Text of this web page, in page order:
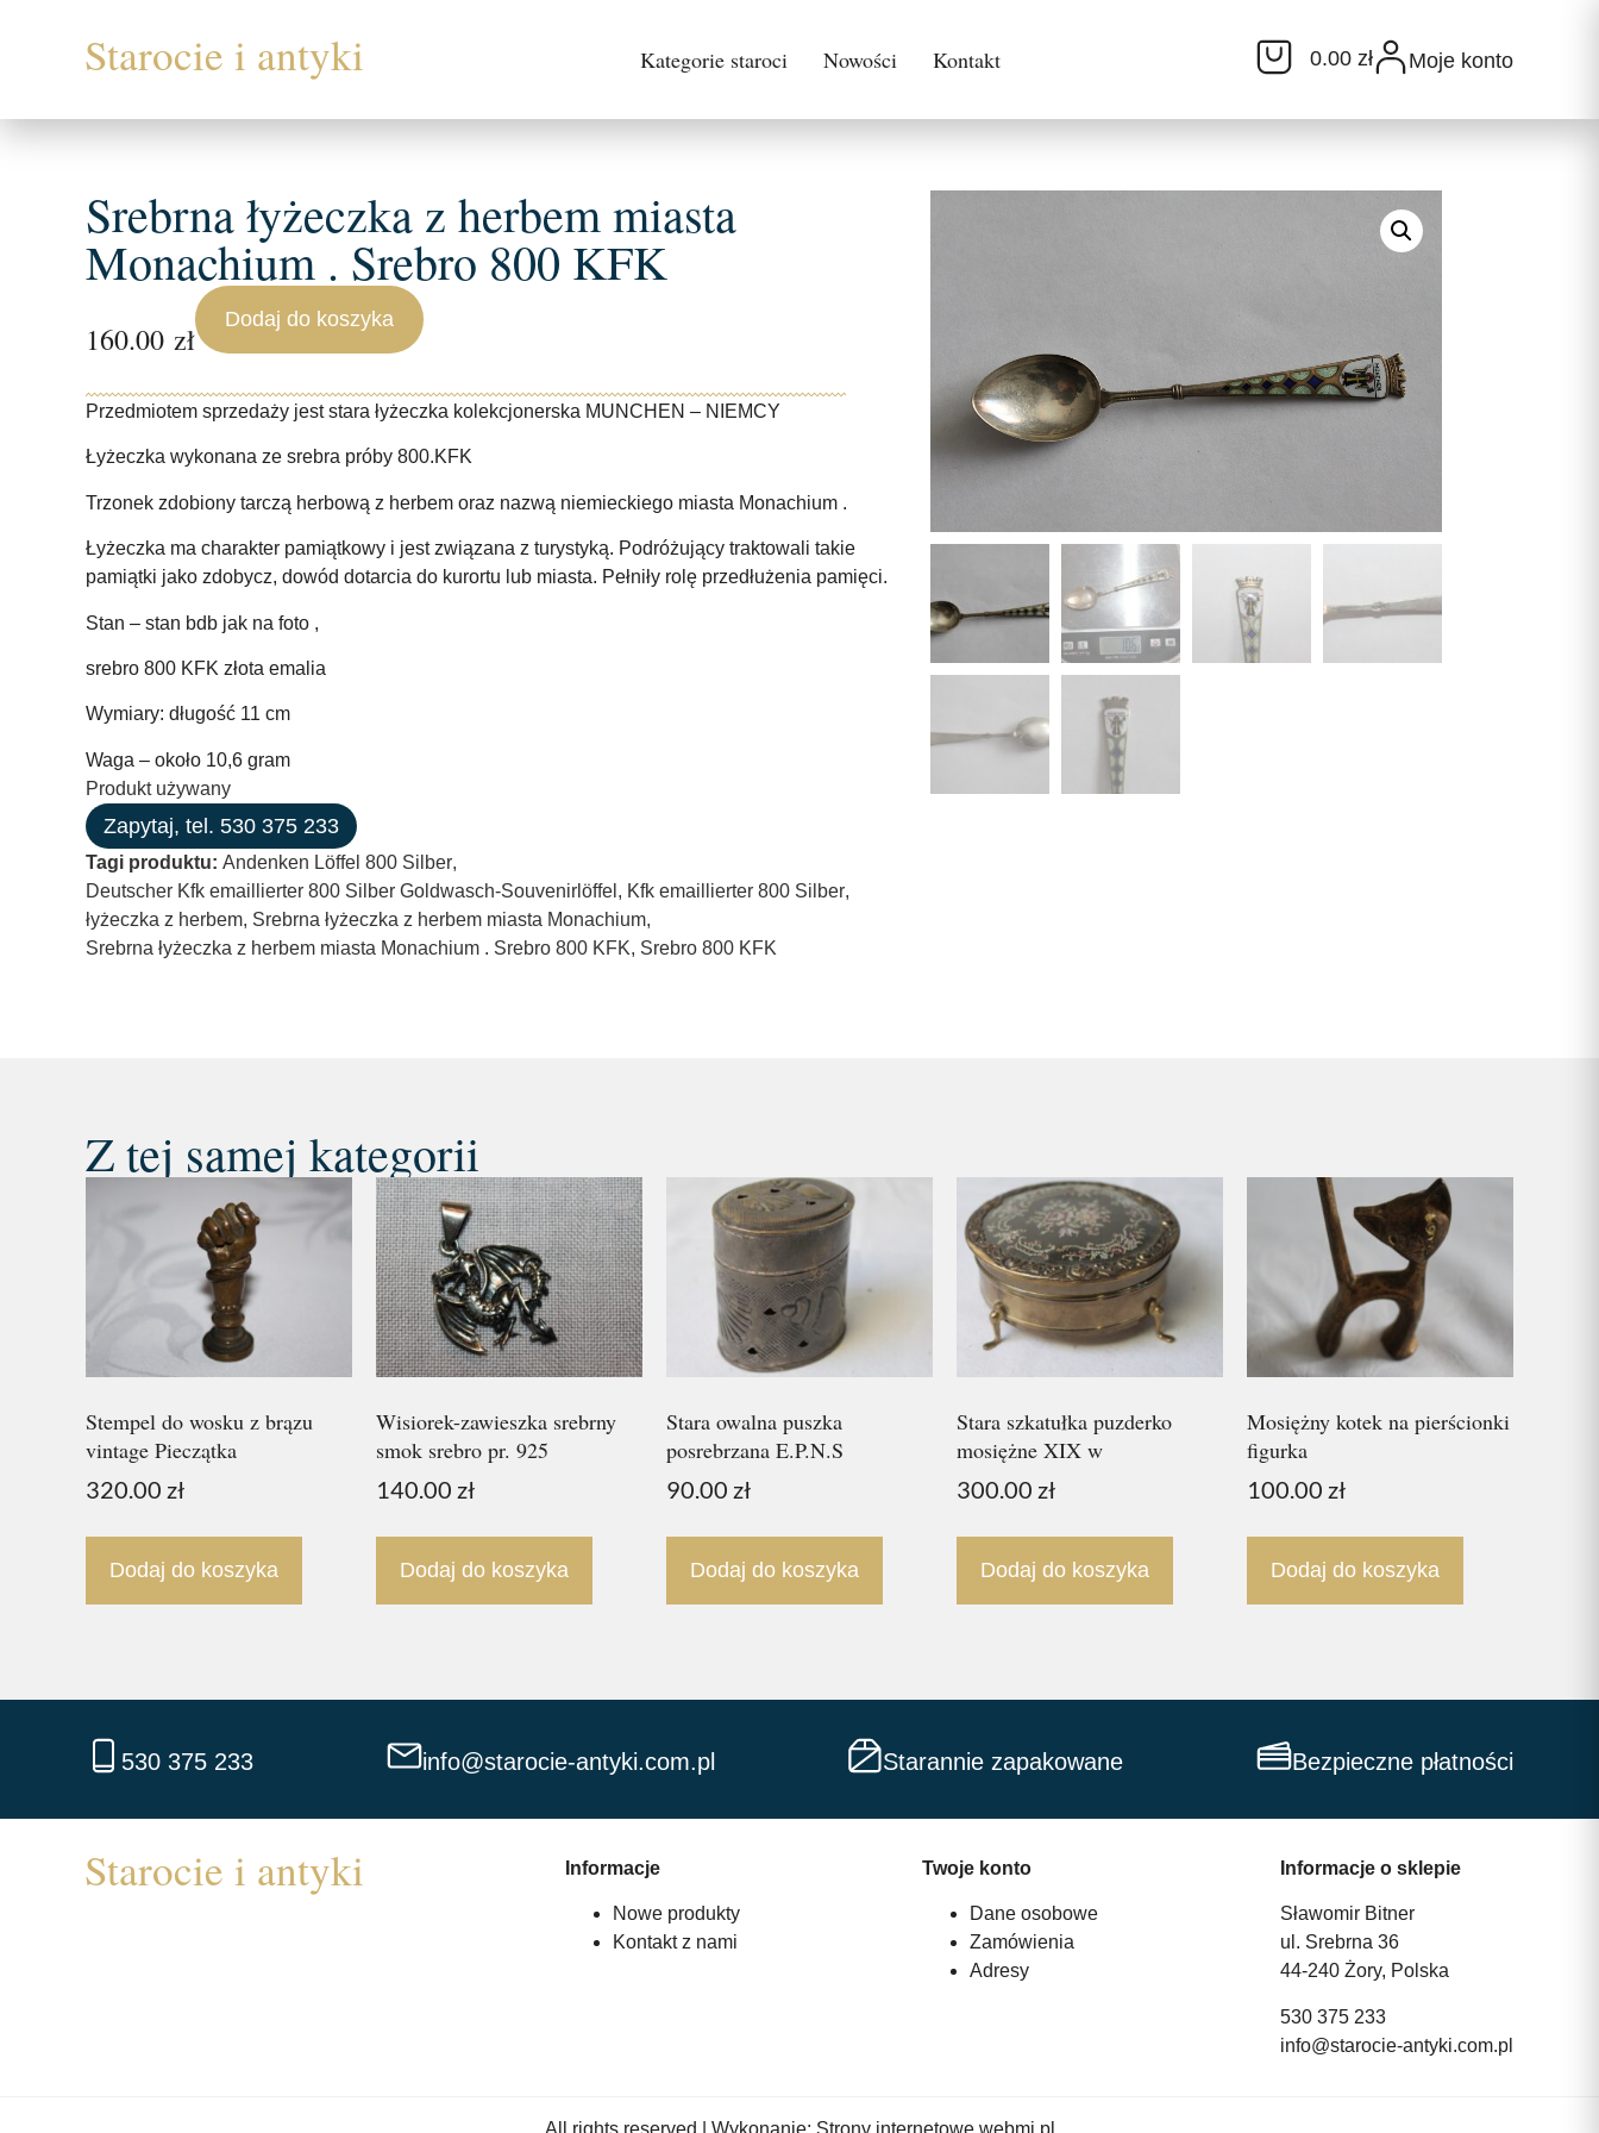
Kategorie staroci Nowości Kontakt 0.00 zł Moje konto
Srebrna łyżeczka z herbem miasta
Monachium . Srebro 800 KFK
160.00 zł
Dodaj do koszyka
Przedmiotem sprzedaży jest stara łyżeczka kolekcjonerska MUNCHEN – NIEMCY
Łyżeczka wykonana ze srebra próby 800.KFK
Trzonek zdobiony tarczą herbową z herbem oraz nazwą niemieckiego miasta Monachium .
Łyżeczka ma charakter pamiątkowy i jest związana z turystyką. Podróżujący traktowali takie
pamiątki jako zdobycz, dowód dotarcia do kurortu lub miasta. Pełniły rolę przedłużenia pamięci.
Stan – stan bdb jak na foto ,
srebro 800 KFK złota emalia
Wymiary: długość 11 cm
Waga – około 10,6 gram
Produkt używany
Zapytaj, tel. 530 375 233
Tagi produktu: Andenken Löffel 800 Silber,
Deutscher Kfk emaillierter 800 Silber Goldwasch-Souvenirlöffel , Kfk emaillierter 800 Silber,
łyżeczka z herbem, Srebrna łyżeczka z herbem miasta Monachium,
Srebrna łyżeczka z herbem miasta Monachium . Srebro 800 KFK, Srebro 800 KFK
Z tej samej kategorii
Stempel do wosku z brązu
vintage Pieczątka
320.00 zł
Dodaj do koszyka
Wisiorek-zawieszka srebrny
smok srebro pr. 925
140.00 zł
Dodaj do koszyka
Stara owalna puszka
posrebrzana E.P.N.S
90.00 zł
Dodaj do koszyka
Stara szkatułka puzderko
mosiężne XIX w
300.00 zł
Dodaj do koszyka
Mosiężny kotek na pierścionki
figurka
100.00 zł
Dodaj do koszyka
530 375 233 info@starocie-antyki.com.pl Starannie zapakowane Bezpieczne płatności
Informacje
Nowe produkty
Kontakt z nami
Twoje konto
Dane osobowe
Zamówienia
Adresy
Informacje o sklepie
Sławomir Bitner
ul. Srebrna 36
44-240 Żory, Polska
530 375 233
info@starocie-antyki.com.pl
All rights reserved | Wykonanie: Strony internetowe webmi.pl